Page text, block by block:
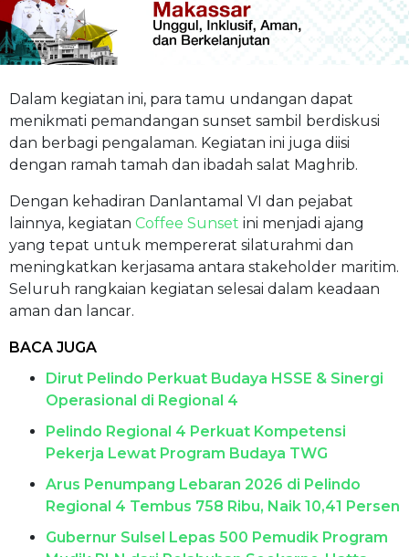
Dalam kegiatan ini, para tamu undangan dapat
menikmati pemandangan sunset sambil berdiskusi
dan berbagi pengalaman. Kegiatan ini juga diisi
dengan ramah tamah dan ibadah salat Maghrib.
Dengan kehadiran Danlantamal VI dan pejabat
lainnya, kegiatan Coffee Sunset ini menjadi ajang
yang tepat untuk mempererat silaturahmi dan
meningkatkan kerjasama antara stakeholder maritim.
Seluruh rangkaian kegiatan selesai dalam keadaan
aman dan lancar.
BACA JUGA
Dirut Pelindo Perkuat Budaya HSSE & Sinergi
Operasional di Regional 4
Pelindo Regional 4 Perkuat Kompetensi
Pekerja Lewat Program Budaya TWG
Arus Penumpang Lebaran 2026 di Pelindo
Regional 4 Tembus 758 Ribu, Naik 10,41 Persen
Gubernur Sulsel Lepas 500 Pemudik Program